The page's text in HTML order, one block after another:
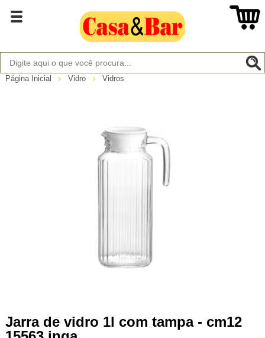
Página Inicial Vidro Vidros
Jarra de vidro 1l com tampa - cm12